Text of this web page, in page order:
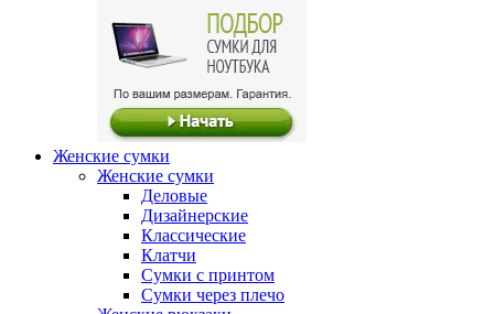
Женские сумки
Женские сумки
Деловые
Дизайнерские
Классические
Клатчи
Сумки с принтом
Сумки через плечо